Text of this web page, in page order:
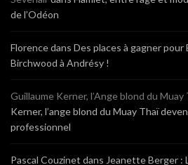
de l’Odéon
Florencedans Des places à gagner
Birchwood à Andrésy !
Guillaume Kerner, l’Ange blond du Muay
Kerner, l’ange blond du Muay Thaï
professionnel
Pascal Couzinet dans Jeanette Berger :